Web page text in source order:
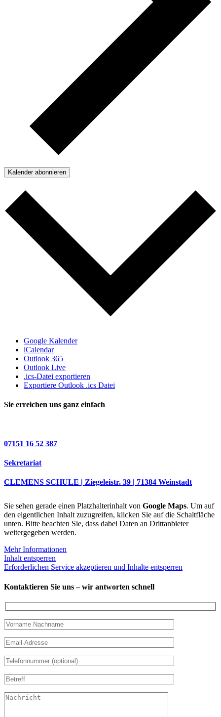
Kalender abonnieren
Google Kalender
iCalendar
Outlook 365
Outlook Live
.ics-Datei exportieren
Exportiere Outlook .ics Datei
Sie erreichen uns ganz einfach
07151 16 52 387
Sekretariat
CLEMENS SCHULE | Ziegeleistr. 39 | 71384 Weinstadt
Sie sehen gerade einen Platzhalterinhalt von Google Maps. Um auf
den eigentlichen Inhalt zuzugreifen, klicken Sie auf die Schaltfläche
unten. Bitte beachten Sie, dass dabei Daten an Drittanbieter
weitergegeben werden.
Mehr Informationen
Inhalt entsperren
Erforderlichen Service akzeptieren und Inhalte entsperren
Kontaktieren Sie uns – wir antworten schnell